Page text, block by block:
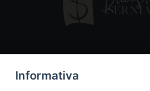
Informativa